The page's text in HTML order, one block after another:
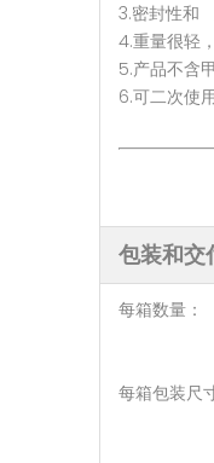
3.密封性和
4.重量很轻
5.产品不含
6.可二次使
包装和交
每
每箱